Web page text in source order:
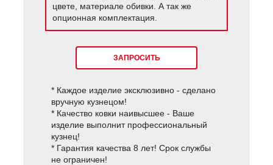
цвете, материале обивки. А так же
опционная комплектация.
ЗАПРОСИТЬ
* Каждое изделие эксклюзивно - сделано
вручную кузнецом!
* Качество ковки наивысшее - Ваше
изделие выполнит профессиональный
кузнец!
* Гарантия качества 8 лет! Срок службы
не ограничен!